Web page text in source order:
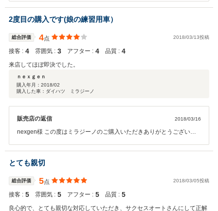
思っております。 ご購入いただくまでではなく、幸せなカーライフを
お届けできるよう、ご購入後もぜひご利用くださいませ。 弊社ではア
フターメンテナンス、車検、点検、万が一の事故サポート、板金修理
も対応しております。 今後ともよろしくお願いいたします。
2度目の購入です(娘の練習用車）
総合評価 4点 2018/03/13投稿
接客 : 4 雰囲気 : 3 アフター : 4 品質 : 4
来店してほぼ即決でした。
ｎｅｘｇｅｎ
購入年月： 2018/02
購入した車：ダイハツ ミラジーノ
販売店の返信 2018/03/16
nexgen様 この度はミラジーノのご購入いただきありがとうございま
うございます。 今回は、免許を取得されたばかりのお嬢さんのお車と
のことで、ミラジーノとのご縁をおつなぎさせていただきました。 練
習用とのことですが、お嬢様にとっては初めてのマイカー。そして一
生記憶に残る出会いなのではないでしょうか？ 長くお乗りいただける
ことをスタッフ一同願っております。 そして、今後もｎｅｘｇｅｎ様
のカーライフのお手伝いができるのを楽しみにしております。 引き続
きご愛顧のほどよろしくお願い致します。
とても親切
総合評価 5点 2018/03/05投稿
接客 : 5 雰囲気 : 5 アフター : 5 品質 : 5
良心的で、とても親切な対応していただき、サクセスオートさんにして正解